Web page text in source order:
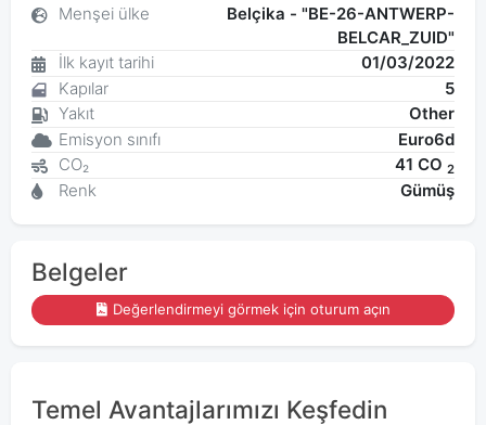
Menşei ülke
Belçika - "BE-26-ANTWERP-
BELCAR_ZUID"
İlk kayıt tarihi
01/03/2022
Kapılar
5
Yakıt
Other
Emisyon sınıfı
Euro6d
CO₂
41 CO2
Renk Gümüş
Belgeler
Değerlendirmeyi görmek için oturum açın
Temel Avantajlarımızı Keşfedin